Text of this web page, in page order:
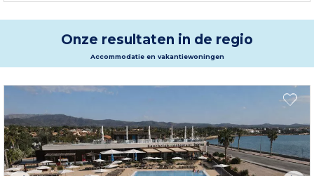
Onze resultaten in de regio
Accommodatie en vakantiewoningen